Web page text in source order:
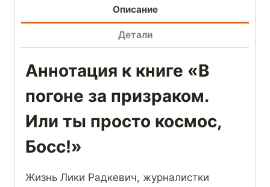
Описание
Детали
Аннотация к книге «В
погоне за призраком.
Или ты просто космос,
Босс!»
Жизнь Лики Радкевич, журналистки